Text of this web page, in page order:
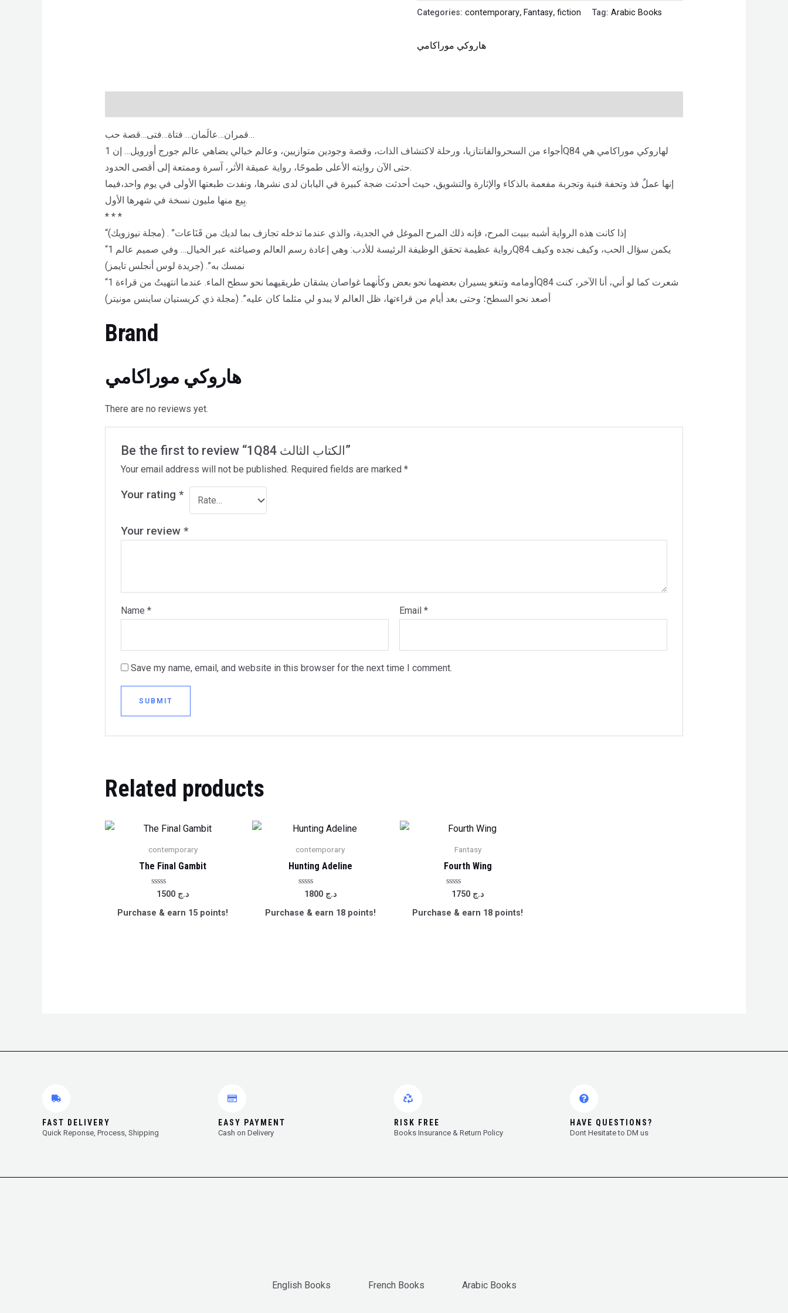
Categories:contemporary, Fantasy,fiction Tag:Arabic Books
هاروكي موراكامي
قمران…عالَمان… فتاة…فتى…قصة حب…
أجواء من السحروالفانتازيا، ورحلة لاكتشاف الذات، وقصة وجودين متوازيين، وعالم خيالي يضاهي عالم جورج أورويل… إن 1Q84 لهاروكي موراكامي هي
حتى الآن روايته الأعلى طموحًا، رواية عميقة الأثر، آسرة وممتعة إلى أقصى الحدود.
إنها عملٌ فذ وتحفة فنية وتجربة مفعمة بالذكاء والإثارة والتشويق، حيث أحدثت ضجة كبيرة في اليابان لدى نشرها، ونفدت طبعتها الأولى في يوم واحد،فيما
بِيع منها مليون نسخة في شهرها الأول.
* * *
“إذا كانت هذه الرواية أشبه ببيت المرح، فإنه ذلك المرح الموغل في الجدية، والذي عندما تدخله تجازف بما لديك من قَنَاعات” . (مجلة نيوزويك)
“رواية عظيمة تحقق الوظيفة الرئيسة للأدب: وهي إعادة رسم العالم وصياغته عبر الخيال… وفي صميم عالم 1Q84 يكمن سؤال الحب، وكيف نجده وكيف
نمسك به”. (جريدة لوس أنجلس تايمز)
“أومامه وتنغو يسيران بعضهما نحو بعض وكأنهما غواصان يشقان طريقيهما نحو سطح الماء. عندما انتهيتُ من قراءة 1Q84 شعرت كما لو أني، أنا الآخر، كنت
أصعد نحو السطح؛ وحتى بعد أيام من قراءتها، ظل العالم لا يبدو لي مثلما كان عليه”. (مجلة ذي كريستيان ساينس مونيتر)
Brand
هاروكي موراكامي
There are no reviews yet.
Be the first to review “1Q84 الكتاب الثالث”
Your email address will not be published. Required fields are marked*
Your rating*
Your review*
Name* Email*
Save my name, email, and website in this browser for the next time I comment.
Related products
contemporary
The Final Gambit
Rated
out
of
د.ج
Purchase & earn 15 points!
contemporary
Hunting Adeline
Rated
out
of
د.ج 1800
Purchase & earn 18 points!
Fantasy
Fourth Wing
Rated
out
of
د.ج
Purchase & earn 18 points!
FAST DELIVERY
Quick Reponse, Process, Shipping
EASY PAYMENT
Cash on Delivery
RISK FREE
Books Insurance & Return Policy
HAVE QUESTIONS?
Dont Hesitate to DM us
English Books French Books Arabic Books